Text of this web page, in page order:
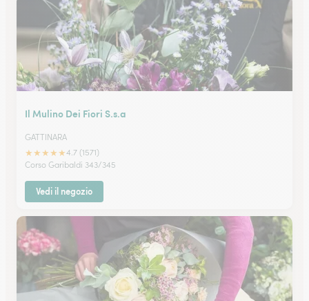
Il Mulino Dei Fiori S.s.a
GATTINARA
★★★★★4.7 (1571)
Corso Garibaldi 343/345
Vedi il negozio